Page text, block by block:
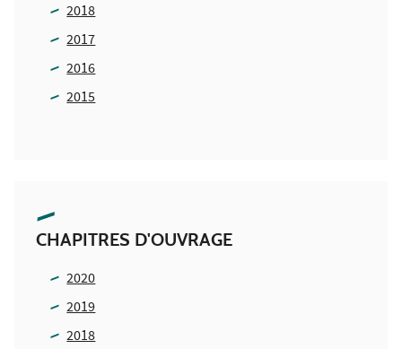
2018
2017
2016
2015
CHAPITRES D'OUVRAGE
2020
2019
2018